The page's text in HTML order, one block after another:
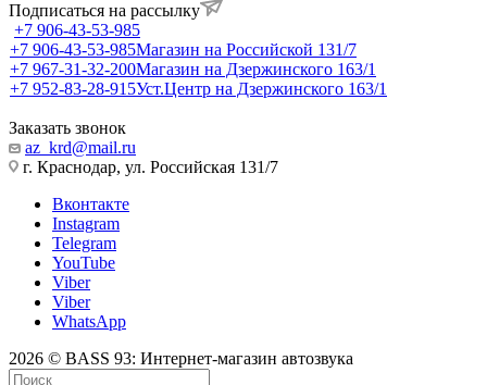
Подписаться на рассылку
+7 906-43-53-985
+7 906-43-53-985Магазин на Российской 131/7
+7 967-31-32-200Магазин на Дзержинского 163/1
+7 952-83-28-915Уст.Центр на Дзержинского 163/1
Заказать звонок
az_krd@mail.ru
г. Краснодар, ул. Российская 131/7
Вконтакте
Instagram
Telegram
YouTube
Viber
Viber
WhatsApp
2026 © BASS 93: Интернет-магазин автозвука